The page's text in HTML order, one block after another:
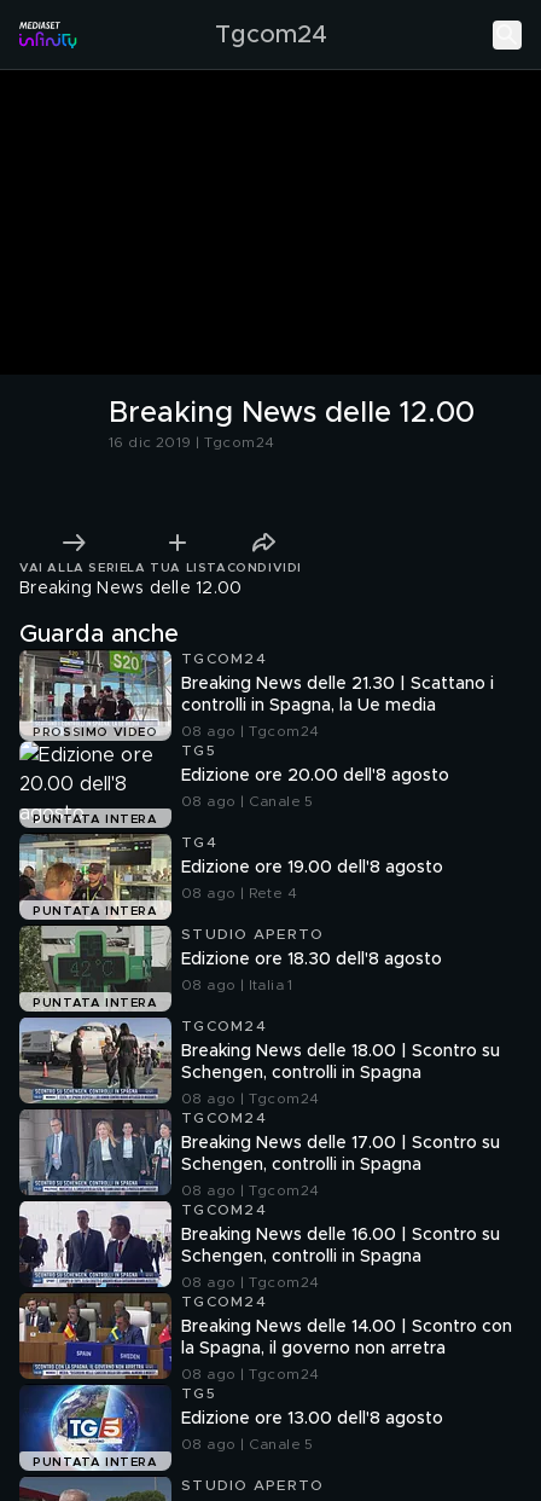
Tgcom24
Breaking News delle 12.00
16 dic 2019 | Tgcom24
VAI ALLA SERIE LA TUA LISTA CONDIVIDI
Breaking News delle 12.00
Guarda anche
PROSSIMO VIDEO
TGCOM24
Breaking News delle 21.30 | Scattano i
controlli in Spagna, la Ue media
08 ago | Tgcom24
PUNTATA INTERA
TG5
Edizione ore 20.00 dell'8 agosto
08 ago | Canale 5
PUNTATA INTERA
TG4
Edizione ore 19.00 dell'8 agosto
08 ago | Rete 4
PUNTATA INTERA
STUDIO APERTO
Edizione ore 18.30 dell'8 agosto
08 ago | Italia 1
TGCOM24
Breaking News delle 18.00 | Scontro su
Schengen, controlli in Spagna
08 ago | Tgcom24
TGCOM24
Breaking News delle 17.00 | Scontro su
Schengen, controlli in Spagna
08 ago | Tgcom24
TGCOM24
Breaking News delle 16.00 | Scontro su
Schengen, controlli in Spagna
08 ago | Tgcom24
TGCOM24
Breaking News delle 14.00 | Scontro con
la Spagna, il governo non arretra
08 ago | Tgcom24
PUNTATA INTERA
TG5
Edizione ore 13.00 dell'8 agosto
08 ago | Canale 5
STUDIO APERTO